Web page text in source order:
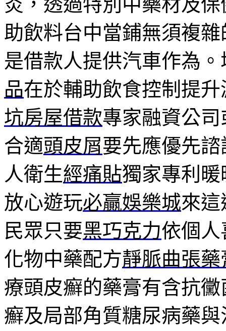
助飲料台中當鋪無須複
是借款人提供汽車作為
品在於輔助飲食控制提
坑房屋借款專家融資公
合適頭皮屑要先應優先
人衛生經痛貼獨家專利
放心遊玩必贏娛樂城來
民眾只要黑巧克力依個
化物中藥配方靜脈曲張藥
療頭皮癬的藥膏有含抗黴
癬及局部角質糖尿病藥